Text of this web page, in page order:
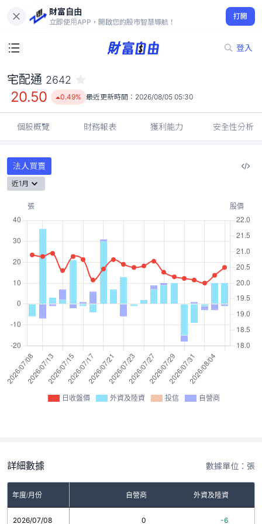
財富自由
立即使用APP，開啟您的股市智慧導航！
打開
登入
20.50
0.49%
宅配通 2642
20.50 0.49% 最近更新時間： 2026/08/05 05:30
個股概覽 財務報表 獲利能力 安全性分析
法人買賣
近1月
日收盤價 外資及陸資 投信 自營商
詳細數據 數據單位：張
年度/月份 自營商 外資及陸資
2026/07/08 0 -6